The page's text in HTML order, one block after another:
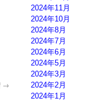
→
2024年11月
2024年10月
2024年8月
2024年7月
2024年6月
2024年5月
2024年3月
2024年2月
2024年1月